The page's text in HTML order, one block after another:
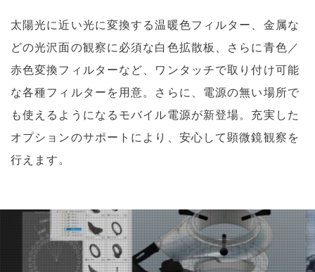
太陽光に近い光に変換する温暖色フィルター、金属な
どの光沢面の観察に必須な白色拡散板、さらに青色／
赤色変換フィルターなど、ワンタッチで取り付け可能
な各種フィルターを用意。さらに、電源の無い場所で
も使えるようになるモバイル電源が新登場。充実した
オプションのサポートにより、安心して顕微鏡観察を
行えます。